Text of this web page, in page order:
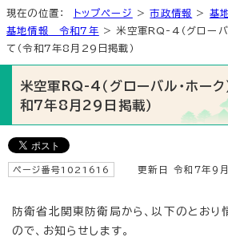
現在の位置： トップページ >市政情報 > 基
基地情報 令和7年 > 米空軍RQ-4（グローバ
て（令和7年8月29日掲載）
米空軍RQ-4（グローバル・ホーク
和7年8月29日掲載）
ページ番号1021616 更新日 令和7年9
防衛省北関東防衛局から、以下のとおり
ので、お知らせします。